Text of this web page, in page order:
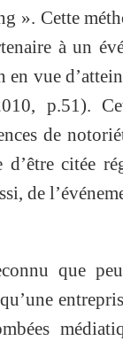
». Cette
à un
en vue
p.51).
de
d’être citée
de
que